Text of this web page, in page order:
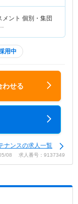
メント 個別・集団
用中
わせる
ナンスの求人一覧
08 求人番号：9137349